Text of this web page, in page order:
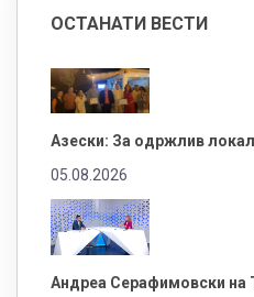
ОСТАНАТИ ВЕСТИ
Азески: За одржлив
05.08.2026
Андреа Серафимовски на